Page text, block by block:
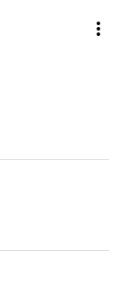
more_vert